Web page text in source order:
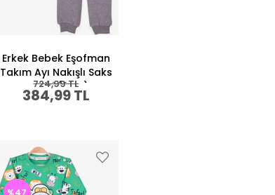
Erkek Bebek Eşofman
Takım Ayı Nakışlı Saks
Mavisi (9 Ay)
384,99 TL
724,99 TL
%47